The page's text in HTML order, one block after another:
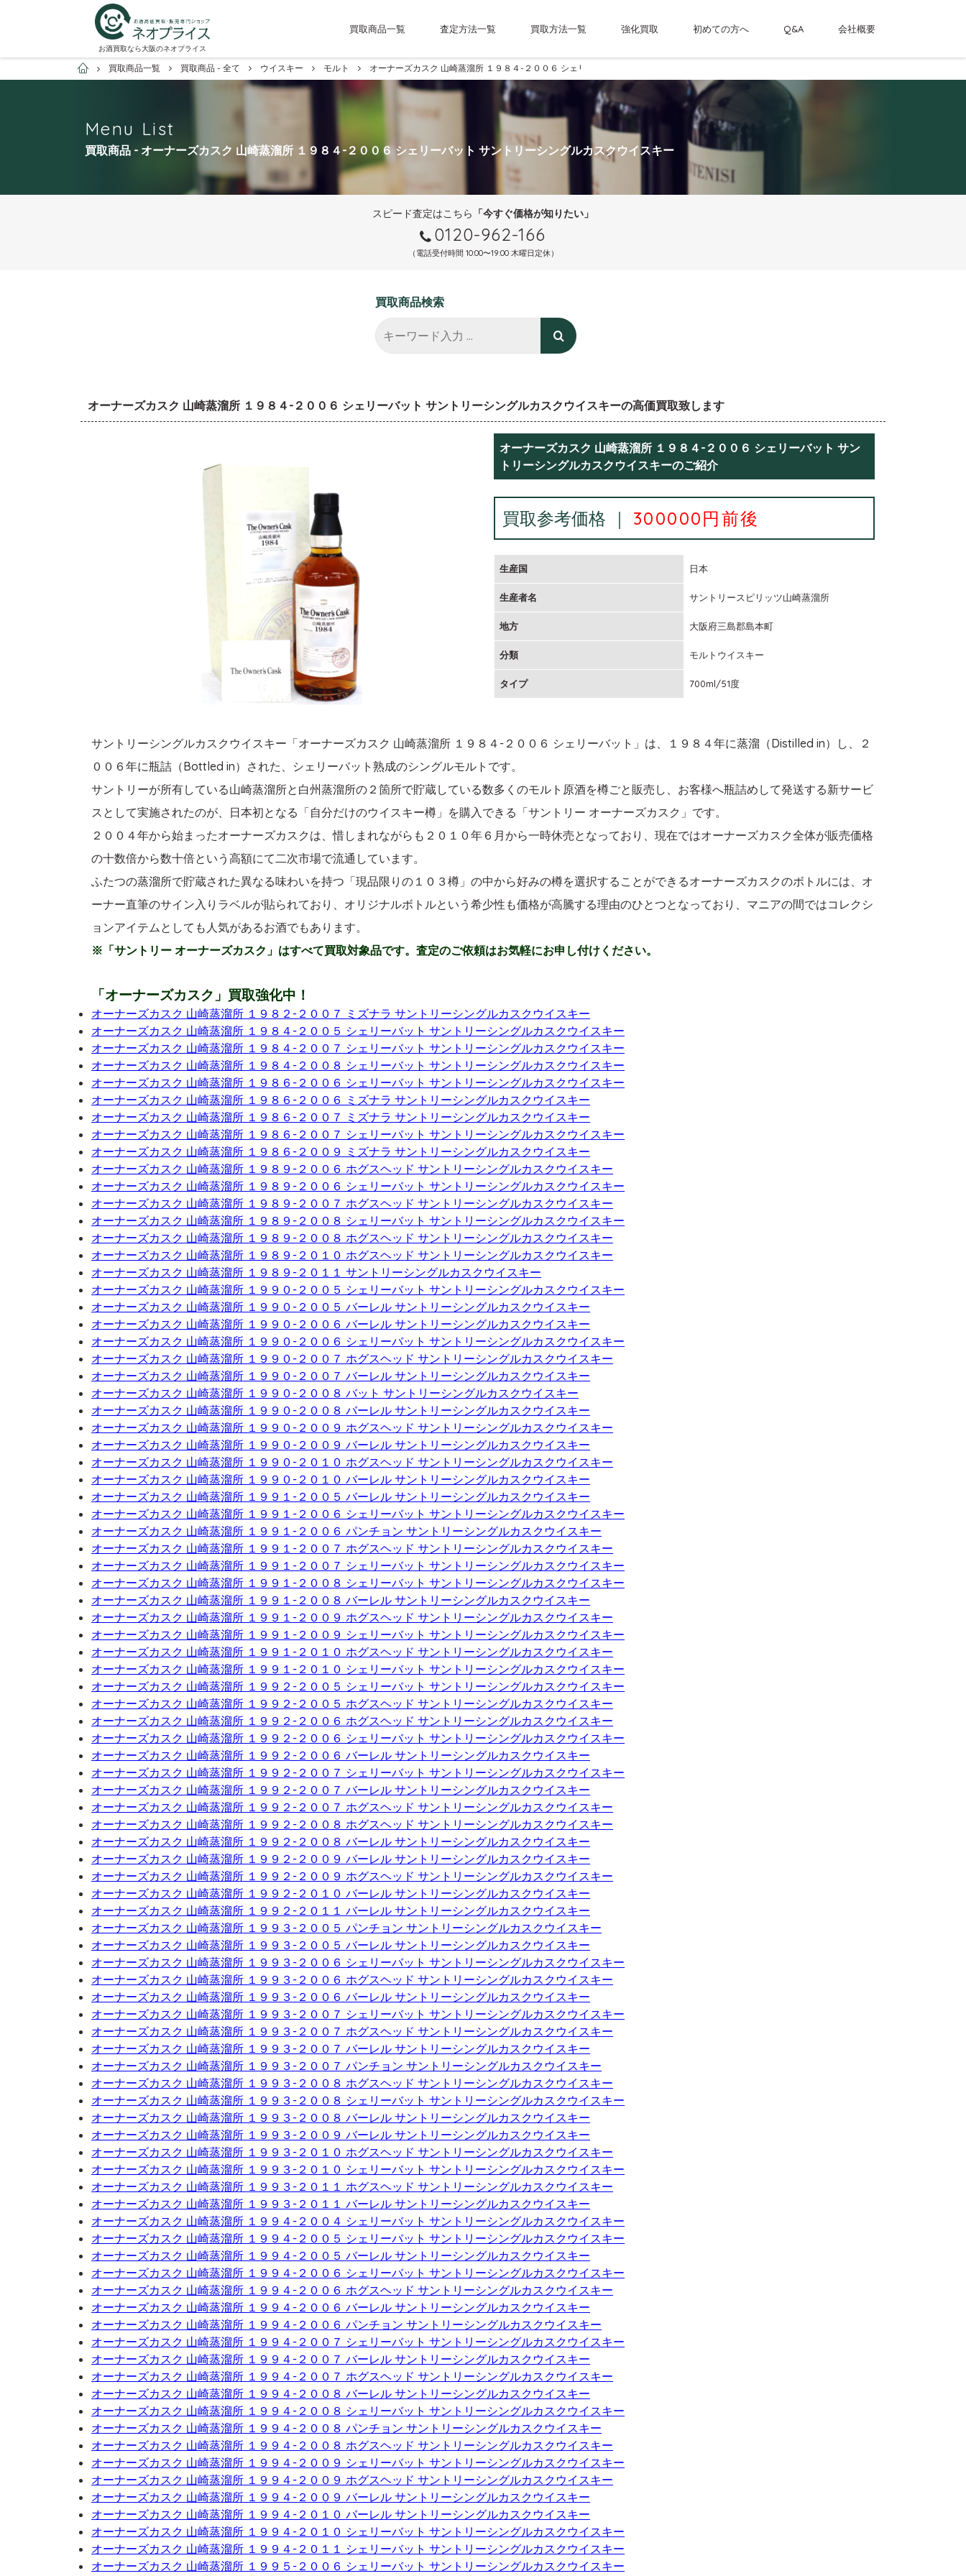
お酒買取なら大阪のネオプライス
買取商品一覧 査定方法一覧 買取方法一覧 強化買取 初めての方へ Q&A 会社概要
お酒買取専門店ネオプライス
買取商品一覧 買取商品 - 全て ウイスキー モルト オーナーズカスク 山崎蒸溜所 １９８４-２００６ シェリーバット サントリーシングルカスクウイスキー
Menu List
買取商品 - オーナーズカスク 山崎蒸溜所 １９８４-２００６ シェリーバット サントリーシングルカスクウイスキー
スピード査定はこちら 「今すぐ価格が知りたい」
0120-962-166
（電話受付時間 10:00〜19:00 木曜日定休）
買取商品検索
オーナーズカスク 山崎蒸溜所 １９８４-２００６ シェリーバット サントリーシングルカスクウイスキーの高価買取致します
オーナーズカスク 山崎蒸溜所 １９８４-２００６ シェリーバット サン
トリーシングルカスクウイスキーのご紹介
買取参考価格 ｜ 300000円前後
生産国 日本
生産者名 サントリースピリッツ山崎蒸溜所
地方 大阪府三島郡島本町
分類 モルトウイスキー
タイプ 700ml/51度
サントリーシングルカスクウイスキー「オーナーズカスク 山崎蒸溜所 １９８４-２００６ シェリーバット」は、１９８４年に蒸溜（Distilled in）し、２
００６年に瓶詰（Bottled in）された、シェリーバット熟成のシングルモルトです。
サントリーが所有している山崎蒸溜所と白州蒸溜所の２箇所で貯蔵している数多くのモルト原酒を樽ごと販売し、お客様へ瓶詰めして発送する新サービ
スとして実施されたのが、日本初となる「自分だけのウイスキー樽」を購入できる「サントリー オーナーズカスク」です。
２００４年から始まったオーナーズカスクは、惜しまれながらも２０１０年６月から一時休売となっており、現在ではオーナーズカスク全体が販売価格
の十数倍から数十倍という高額にて二次市場で流通しています。
ふたつの蒸溜所で貯蔵された異なる味わいを持つ「現品限りの１０３樽」の中から好みの樽を選択することができるオーナーズカスクのボトルには、オ
ーナー直筆のサイン入りラベルが貼られており、オリジナルボトルという希少性も価格が高騰する理由のひとつとなっており、マニアの間ではコレクシ
ョンアイテムとしても人気があるお酒でもあります。
※「サントリー オーナーズカスク」はすべて買取対象品です。査定のご依頼はお気軽にお申し付けください。
「オーナーズカスク」買取強化中！
オーナーズカスク 山崎蒸溜所 １９８２-２００７ ミズナラ サントリーシングルカスクウイスキー
オーナーズカスク 山崎蒸溜所 １９８４-２００５ シェリーバット サントリーシングルカスクウイスキー
オーナーズカスク 山崎蒸溜所 １９８４-２００７ シェリーバット サントリーシングルカスクウイスキー
オーナーズカスク 山崎蒸溜所 １９８４-２００８ シェリーバット サントリーシングルカスクウイスキー
オーナーズカスク 山崎蒸溜所 １９８６-２００６ シェリーバット サントリーシングルカスクウイスキー
オーナーズカスク 山崎蒸溜所 １９８６-２００６ ミズナラ サントリーシングルカスクウイスキー
オーナーズカスク 山崎蒸溜所 １９８６-２００７ ミズナラ サントリーシングルカスクウイスキー
オーナーズカスク 山崎蒸溜所 １９８６-２００７ シェリーバット サントリーシングルカスクウイスキー
オーナーズカスク 山崎蒸溜所 １９８６-２００９ ミズナラ サントリーシングルカスクウイスキー
オーナーズカスク 山崎蒸溜所 １９８９-２００６ ホグスヘッド サントリーシングルカスクウイスキー
オーナーズカスク 山崎蒸溜所 １９８９-２００６ シェリーバット サントリーシングルカスクウイスキー
オーナーズカスク 山崎蒸溜所 １９８９-２００７ ホグスヘッド サントリーシングルカスクウイスキー
オーナーズカスク 山崎蒸溜所 １９８９-２００８ シェリーバット サントリーシングルカスクウイスキー
オーナーズカスク 山崎蒸溜所 １９８９-２００８ ホグスヘッド サントリーシングルカスクウイスキー
オーナーズカスク 山崎蒸溜所 １９８９-２０１０ ホグスヘッド サントリーシングルカスクウイスキー
オーナーズカスク 山崎蒸溜所 １９８９-２０１１ サントリーシングルカスクウイスキー
オーナーズカスク 山崎蒸溜所 １９９０-２００５ シェリーバット サントリーシングルカスクウイスキー
オーナーズカスク 山崎蒸溜所 １９９０-２００５ バーレル サントリーシングルカスクウイスキー
オーナーズカスク 山崎蒸溜所 １９９０-２００６ バーレル サントリーシングルカスクウイスキー
オーナーズカスク 山崎蒸溜所 １９９０-２００６ シェリーバット サントリーシングルカスクウイスキー
オーナーズカスク 山崎蒸溜所 １９９０-２００７ ホグスヘッド サントリーシングルカスクウイスキー
オーナーズカスク 山崎蒸溜所 １９９０-２００７ バーレル サントリーシングルカスクウイスキー
オーナーズカスク 山崎蒸溜所 １９９０-２００８ バット サントリーシングルカスクウイスキー
オーナーズカスク 山崎蒸溜所 １９９０-２００８ バーレル サントリーシングルカスクウイスキー
オーナーズカスク 山崎蒸溜所 １９９０-２００９ ホグスヘッド サントリーシングルカスクウイスキー
オーナーズカスク 山崎蒸溜所 １９９０-２００９ バーレル サントリーシングルカスクウイスキー
オーナーズカスク 山崎蒸溜所 １９９０-２０１０ ホグスヘッド サントリーシングルカスクウイスキー
オーナーズカスク 山崎蒸溜所 １９９０-２０１０ バーレル サントリーシングルカスクウイスキー
オーナーズカスク 山崎蒸溜所 １９９１-２００５ バーレル サントリーシングルカスクウイスキー
オーナーズカスク 山崎蒸溜所 １９９１-２００６ シェリーバット サントリーシングルカスクウイスキー
オーナーズカスク 山崎蒸溜所 １９９１-２００６ パンチョン サントリーシングルカスクウイスキー
オーナーズカスク 山崎蒸溜所 １９９１-２００７ ホグスヘッド サントリーシングルカスクウイスキー
オーナーズカスク 山崎蒸溜所 １９９１-２００７ シェリーバット サントリーシングルカスクウイスキー
オーナーズカスク 山崎蒸溜所 １９９１-２００８ シェリーバット サントリーシングルカスクウイスキー
オーナーズカスク 山崎蒸溜所 １９９１-２００８ バーレル サントリーシングルカスクウイスキー
オーナーズカスク 山崎蒸溜所 １９９１-２００９ ホグスヘッド サントリーシングルカスクウイスキー
オーナーズカスク 山崎蒸溜所 １９９１-２００９ シェリーバット サントリーシングルカスクウイスキー
オーナーズカスク 山崎蒸溜所 １９９１-２０１０ ホグスヘッド サントリーシングルカスクウイスキー
オーナーズカスク 山崎蒸溜所 １９９１-２０１０ シェリーバット サントリーシングルカスクウイスキー
オーナーズカスク 山崎蒸溜所 １９９２-２００５ シェリーバット サントリーシングルカスクウイスキー
オーナーズカスク 山崎蒸溜所 １９９２-２００５ ホグスヘッド サントリーシングルカスクウイスキー
オーナーズカスク 山崎蒸溜所 １９９２-２００６ ホグスヘッド サントリーシングルカスクウイスキー
オーナーズカスク 山崎蒸溜所 １９９２-２００６ シェリーバット サントリーシングルカスクウイスキー
オーナーズカスク 山崎蒸溜所 １９９２-２００６ バーレル サントリーシングルカスクウイスキー
オーナーズカスク 山崎蒸溜所 １９９２-２００７ シェリーバット サントリーシングルカスクウイスキー
オーナーズカスク 山崎蒸溜所 １９９２-２００７ バーレル サントリーシングルカスクウイスキー
オーナーズカスク 山崎蒸溜所 １９９２-２００７ ホグスヘッド サントリーシングルカスクウイスキー
オーナーズカスク 山崎蒸溜所 １９９２-２００８ ホグスヘッド サントリーシングルカスクウイスキー
オーナーズカスク 山崎蒸溜所 １９９２-２００８ バーレル サントリーシングルカスクウイスキー
オーナーズカスク 山崎蒸溜所 １９９２-２００９ バーレル サントリーシングルカスクウイスキー
オーナーズカスク 山崎蒸溜所 １９９２-２００９ ホグスヘッド サントリーシングルカスクウイスキー
オーナーズカスク 山崎蒸溜所 １９９２-２０１０ バーレル サントリーシングルカスクウイスキー
オーナーズカスク 山崎蒸溜所 １９９２-２０１１ バーレル サントリーシングルカスクウイスキー
オーナーズカスク 山崎蒸溜所 １９９３-２００５ パンチョン サントリーシングルカスクウイスキー
オーナーズカスク 山崎蒸溜所 １９９３-２００５ バーレル サントリーシングルカスクウイスキー
オーナーズカスク 山崎蒸溜所 １９９３-２００６ シェリーバット サントリーシングルカスクウイスキー
オーナーズカスク 山崎蒸溜所 １９９３-２００６ ホグスヘッド サントリーシングルカスクウイスキー
オーナーズカスク 山崎蒸溜所 １９９３-２００６ バーレル サントリーシングルカスクウイスキー
オーナーズカスク 山崎蒸溜所 １９９３-２００７ シェリーバット サントリーシングルカスクウイスキー
オーナーズカスク 山崎蒸溜所 １９９３-２００７ ホグスヘッド サントリーシングルカスクウイスキー
オーナーズカスク 山崎蒸溜所 １９９３-２００７ バーレル サントリーシングルカスクウイスキー
オーナーズカスク 山崎蒸溜所 １９９３-２００７ パンチョン サントリーシングルカスクウイスキー
オーナーズカスク 山崎蒸溜所 １９９３-２００８ ホグスヘッド サントリーシングルカスクウイスキー
オーナーズカスク 山崎蒸溜所 １９９３-２００８ シェリーバット サントリーシングルカスクウイスキー
オーナーズカスク 山崎蒸溜所 １９９３-２００８ バーレル サントリーシングルカスクウイスキー
オーナーズカスク 山崎蒸溜所 １９９３-２００９ バーレル サントリーシングルカスクウイスキー
オーナーズカスク 山崎蒸溜所 １９９３-２０１０ ホグスヘッド サントリーシングルカスクウイスキー
オーナーズカスク 山崎蒸溜所 １９９３-２０１０ シェリーバット サントリーシングルカスクウイスキー
オーナーズカスク 山崎蒸溜所 １９９３-２０１１ ホグスヘッド サントリーシングルカスクウイスキー
オーナーズカスク 山崎蒸溜所 １９９３-２０１１ バーレル サントリーシングルカスクウイスキー
オーナーズカスク 山崎蒸溜所 １９９４-２００４ シェリーバット サントリーシングルカスクウイスキー
オーナーズカスク 山崎蒸溜所 １９９４-２００５ シェリーバット サントリーシングルカスクウイスキー
オーナーズカスク 山崎蒸溜所 １９９４-２００５ バーレル サントリーシングルカスクウイスキー
オーナーズカスク 山崎蒸溜所 １９９４-２００６ シェリーバット サントリーシングルカスクウイスキー
オーナーズカスク 山崎蒸溜所 １９９４-２００６ ホグスヘッド サントリーシングルカスクウイスキー
オーナーズカスク 山崎蒸溜所 １９９４-２００６ バーレル サントリーシングルカスクウイスキー
オーナーズカスク 山崎蒸溜所 １９９４-２００６ パンチョン サントリーシングルカスクウイスキー
オーナーズカスク 山崎蒸溜所 １９９４-２００７ シェリーバット サントリーシングルカスクウイスキー
オーナーズカスク 山崎蒸溜所 １９９４-２００７ バーレル サントリーシングルカスクウイスキー
オーナーズカスク 山崎蒸溜所 １９９４-２００７ ホグスヘッド サントリーシングルカスクウイスキー
オーナーズカスク 山崎蒸溜所 １９９４-２００８ バーレル サントリーシングルカスクウイスキー
オーナーズカスク 山崎蒸溜所 １９９４-２００８ シェリーバット サントリーシングルカスクウイスキー
オーナーズカスク 山崎蒸溜所 １９９４-２００８ パンチョン サントリーシングルカスクウイスキー
オーナーズカスク 山崎蒸溜所 １９９４-２００８ ホグスヘッド サントリーシングルカスクウイスキー
オーナーズカスク 山崎蒸溜所 １９９４-２００９ シェリーバット サントリーシングルカスクウイスキー
オーナーズカスク 山崎蒸溜所 １９９４-２００９ ホグスヘッド サントリーシングルカスクウイスキー
オーナーズカスク 山崎蒸溜所 １９９４-２００９ バーレル サントリーシングルカスクウイスキー
オーナーズカスク 山崎蒸溜所 １９９４-２０１０ バーレル サントリーシングルカスクウイスキー
オーナーズカスク 山崎蒸溜所 １９９４-２０１０ シェリーバット サントリーシングルカスクウイスキー
オーナーズカスク 山崎蒸溜所 １９９４-２０１１ シェリーバット サントリーシングルカスクウイスキー
オーナーズカスク 山崎蒸溜所 １９９５-２００６ シェリーバット サントリーシングルカスクウイスキー